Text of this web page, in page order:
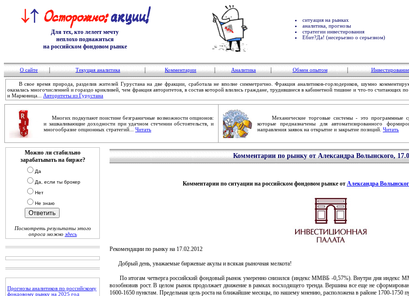
Для тех, кто лелеет мечту
неплохо поднажиться
на российском фондовом рынке
ситуация на рынках
аналитика, прогнозы
стратегии инвестирования
Ебит?Да! (несерьезно о серьезном)
О сайте Текущая аналитика Комментарии Аналитика Обмен опытом Инвестирование
В свое время природа, разделив жителей Гурустана на две фракции, сработала не вполне симметрично. Фракция аналитиков-горлодериков, шумно
оказалась многочисленней и гораздо крикливей, чем фракция авторитетов, в состав которой влились граждане, трудившиеся в кабинетной тишине и что-то считающих
и Марковица... Авторитеты из Гурустана
Многих подкупают поистине безграничные возможности опционов:
и зашкаливающие доходности при удачном стечении обстоятельств, и
многообразие опционных стратегий... Читать
Механические торговые системы - это программные
которые предназначены для автоматизированного
направления заявок на открытие и закрытие позиций. Читать
Можно ли стабильно
зарабатывать на бирже?
Да
Да, если ты брокер
Нет
Не знаю
Посмотреть результаты этого
опроса можно здесь
Прогнозы аналитиков по российскому
фондовому рынку на 2025 год
Комментарии по рынку от Александра Волынского,
Комментарии по ситуации на российском фондовом рынке от Александра
Рекомендации по рынку на 17.02.2012
Добрый день, уважаемые биржевые акулы и всякая рыночная мелкота!
По итогам четверга российский фондовый рынок умеренно снизился (индекс ММВБ -0,57%). Внутри дня индекс
возобновив рост. В целом рынок продолжает движение в рамках восходящего тренда. Вершина все еще не
1600-1650 пунктам. Предельная цель роста на ближайшие месяцы, по нашему мнению, расположена в районе 1700-